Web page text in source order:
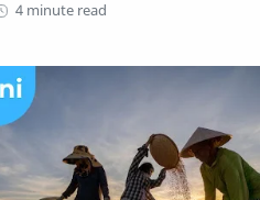
4 minute read